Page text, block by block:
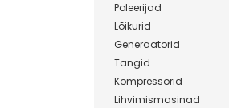
Poleerijad
Lõikurid
Generaatorid
Tangid
Kompressorid
Lihvimismasinad